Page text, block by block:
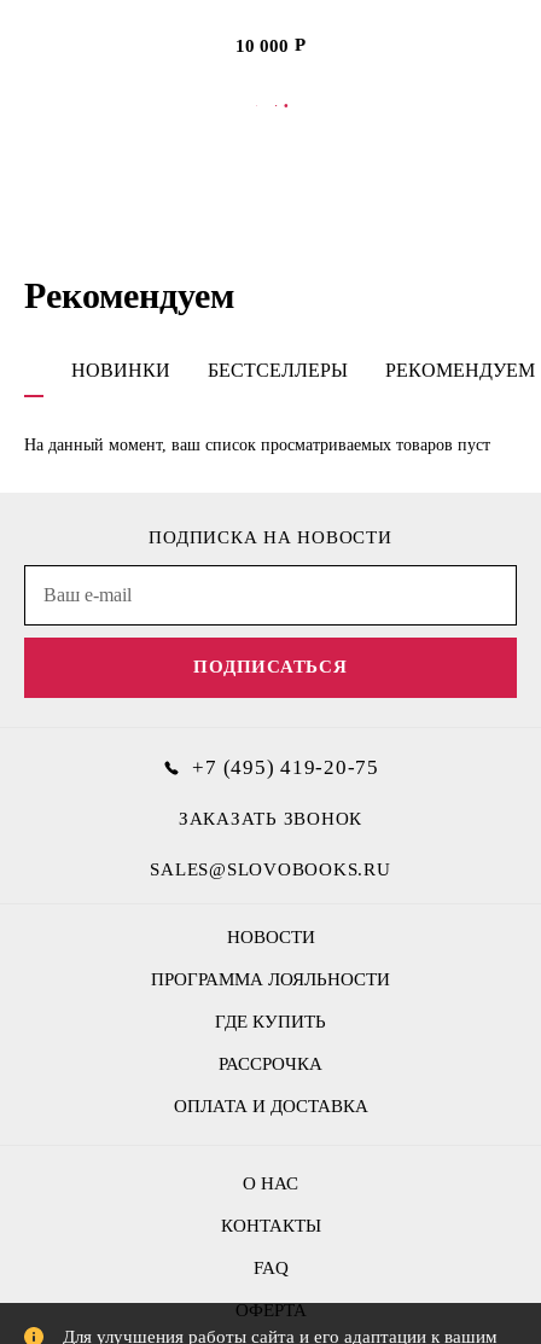
10 000
В КОРЗИНУ
Рекомендуем
НОВИНКИ БЕСТСЕЛЛЕРЫ РЕКОМЕНДУЕМ
На данный момент, ваш список просматриваемых товаров пуст
НОВОСТИ
ПРОГРАММА ЛОЯЛЬНОСТИ
ГДЕ КУПИТЬ
РАССРОЧКА
ОПЛАТА И ДОСТАВКА
ПОДПИСКА НА НОВОСТИ
ПОДПИСАТЬСЯ
О НАС
КОНТАКТЫ
FAQ
ОФЕРТА
+7 (495) 419-20-75
ЗАКАЗАТЬ ЗВОНОК
SALES@SLOVOBOOKS.RU
Для улучшения работы сайта и его адаптации к вашим